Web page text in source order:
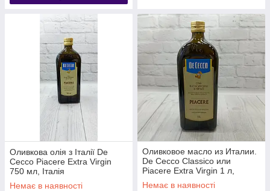
Оливкова олія з Італії De
Cecco Piacere Extra Virgin
750 мл, Італія
Немає в наявності
Оливковое масло из Италии.
De Cecco Classico или
Piacere Extra Virgin 1 л,
Италия
Немає в наявності